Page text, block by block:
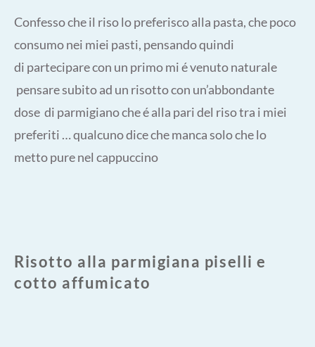
Confesso che il riso lo preferisco alla pasta, che poco
consumo nei miei pasti, pensando quindi
di partecipare con un primo mi é venuto naturale
pensare subito ad un risotto con un’abbondante
dose di parmigiano che é alla pari del riso tra i miei
preferiti … qualcuno dice che manca solo che lo
metto pure nel cappuccino
Risotto alla parmigiana piselli e
cotto affumicato